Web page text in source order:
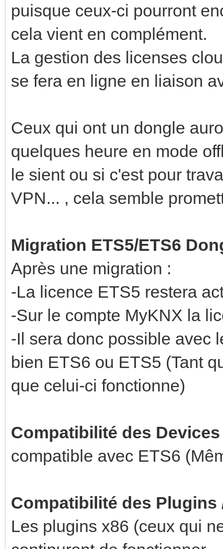
puisque ceux-ci pourront
cela vient en complément.
La gestion des licenses
se fera en ligne en liaison
Ceux qui ont un dongle
quelques heure en mode
le sient ou si c'est pour
VPN... , cela semble
Migration ETS5/ETS6
Après une migration :
-La licence ETS5 restera
-Sur le compte MyKNX la
-Il sera donc possible avec
bien ETS6 ou ETS5 (Tant
que celui-ci fonctionne)
Compatibilité des
compatible avec ETS6
Compatibilité des Plugins
Les plugins x86 (ceux qui